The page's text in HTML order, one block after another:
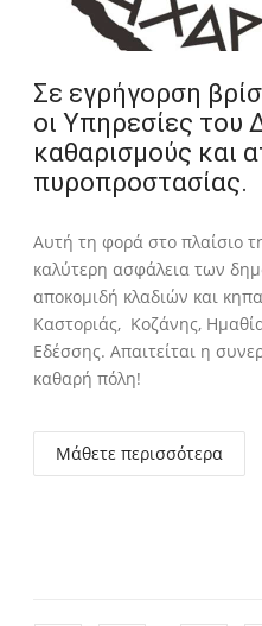
Σε εγρήγορση
οι Υπηρεσίες
καθαρισμούς και
πυροπροστασίας.
Αυτή τη φορά στο πλαίσιο
καλύτερη ασφάλεια των
αποκομιδή κλαδιών και
Καστοριάς, Κοζάνης,
Εδέσσης. Απαιτείται η
καθαρή πόλη!
Μάθετε περισσότερα